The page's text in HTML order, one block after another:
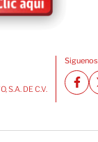
S.A. DE C.V.